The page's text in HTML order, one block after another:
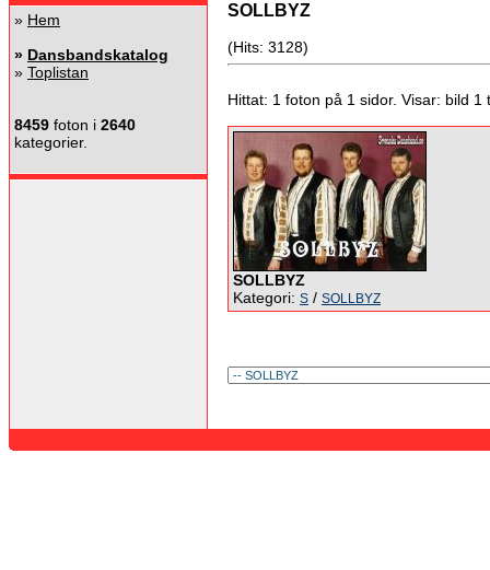
» Hem
» Dansbandskatalog
» Toplistan
8459 foton i 2640
kategorier.
SOLLBYZ
(Hits: 3128)
Hittat: 1 foton på 1 sidor. Visar: bild 1
SOLLBYZ
Kategori: S / SOLLBYZ